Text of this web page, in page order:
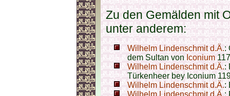
Zu den Gemälden mit
unter anderem:
Wilhelm Lindenschmit d.Ä.:
dem Sultan vonIconium
Wilhelm Lindenschmit d.Ä.:
Türkenheer bey Iconium
Wilhelm Lindenschmit d.Ä.:
Wilhelm Lindenschmit d.Ä.: